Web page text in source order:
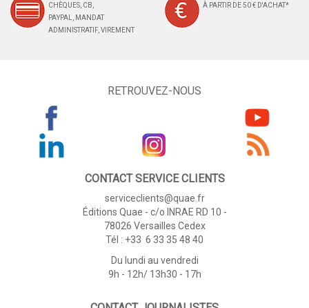
CHÈQUES, CB,
PAYPAL, MANDAT
ADMINISTRATIF, VIREMENT
À PARTIR DE 50 € D'ACHAT*
RETROUVEZ-NOUS
CONTACT SERVICE CLIENTS
serviceclients@quae.fr
Éditions Quae - c/o INRAE RD 10 -
78026 Versailles Cedex
Tél : +33 6 33 35 48 40
Du lundi au vendredi
9h - 12h/ 13h30 - 17h